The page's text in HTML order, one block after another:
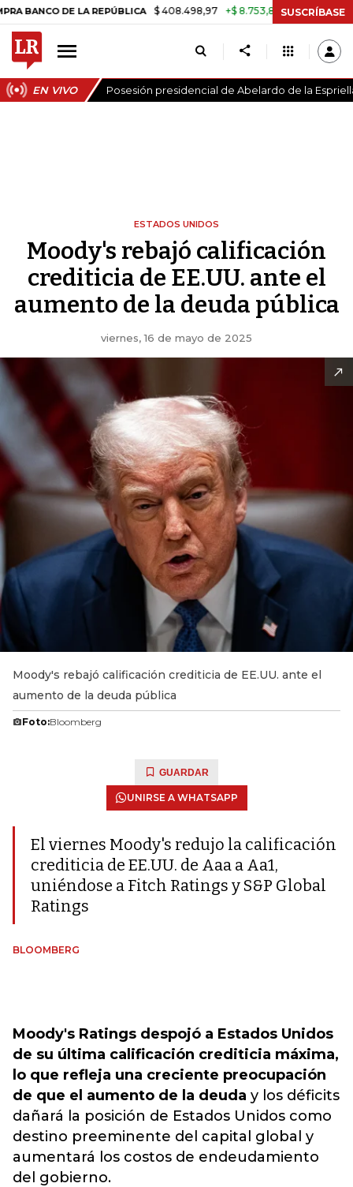
DE LA REPÚBLICA $ 408.498,97 +$ 8.753,81 +2,19% TASA DE
SUSCRÍBASE
EN VIVO Posesión presidencial de Abelardo de la
ESTADOS UNIDOS
Moody's rebajó calificación
crediticia de EE.UU. ante el
aumento de la deuda pública
viernes, 16 de mayo de 2025
Moody's rebajó calificación crediticia de EE.UU. ante el
aumento de la deuda pública
Foto:Bloomberg
GUARDAR
UNIRSE A WHATSAPP
El viernes Moody's redujo la calificación
crediticia de EE.UU. de Aaa a Aa1,
uniéndose a Fitch Ratings y S&P Global
Ratings
BLOOMBERG
Moody's Ratings despojó a Estados Unidos
de su última calificación crediticia máxima,
lo que refleja una creciente preocupación
de que el aumento de la deuda y los déficits
dañará la posición de Estados Unidos como
destino preeminente del capital global y
aumentará los costos de endeudamiento
del gobierno.